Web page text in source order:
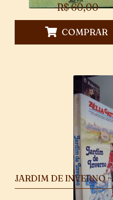
R$60,00
COMPRAR
JARDIM DE INVERNO